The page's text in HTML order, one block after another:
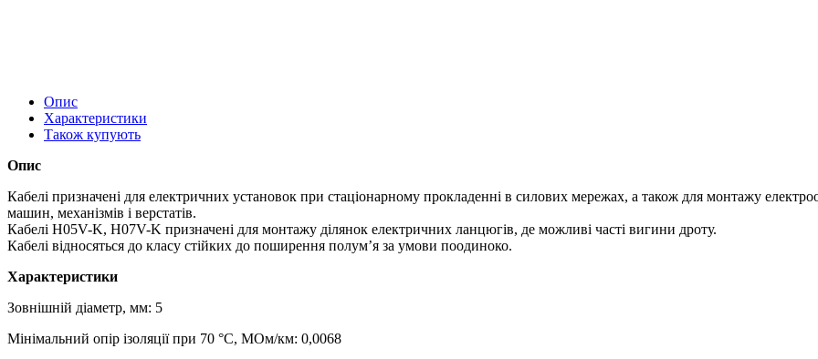
Опис
Характеристики
Також купують
Опис
Кабелі призначені для електричних установок при стаціонарному прокладенні в силових мережах, а також для монтажу
машин, механізмів і верстатів.
Кабелі H05V-K, H07V-K призначені для монтажу ділянок електричних ланцюгів, де можливі часті вигини дроту.
Кабелі відносяться до класу стійких до поширення полум’я за умови поодиноко.
Характеристики
Зовнішній діаметр, мм: 5
Мінімальний опір ізоляції при 70 °C, МОм/км: 0,0068